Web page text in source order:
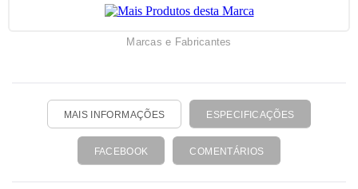
Marcas e Fabricantes
MAIS INFORMAÇÕES ESPECIFICAÇÕES
FACEBOOK COMENTÁRIOS